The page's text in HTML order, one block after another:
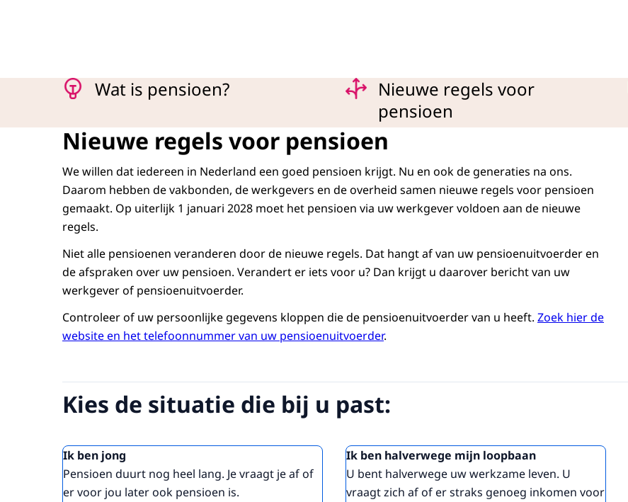
Wat is pensioen?
Nieuwe regels voor
pensioen
Nieuwe regels voor pensioen
We willen dat iedereen in Nederland een goed pensioen krijgt. Nu en ook de generaties na ons.
Daarom hebben de vakbonden, de werkgevers en de overheid samen nieuwe regels voor pensioen
gemaakt. Op uiterlijk 1 januari 2028 moet het pensioen via uw werkgever voldoen aan de nieuwe
regels.
Niet alle pensioenen veranderen door de nieuwe regels. Dat hangt af van uw pensioenuitvoerder en
de afspraken over uw pensioen. Verandert er iets voor u? Dan krijgt u daarover bericht van uw
werkgever of pensioenuitvoerder.
Controleer of uw persoonlijke gegevens kloppen die de pensioenuitvoerder van u heeft. Zoek hier de
website en het telefoonnummer van uw pensioenuitvoerder.
Kies de situatie die bij u past:
Ik ben jong
Pensioen duurt nog heel lang. Je vraagt je af of
er voor jou later ook pensioen is.
Ik ben halverwege mijn loopbaan
U bent halverwege uw werkzame leven. U
vraagt zich af of er straks genoeg inkomen voor